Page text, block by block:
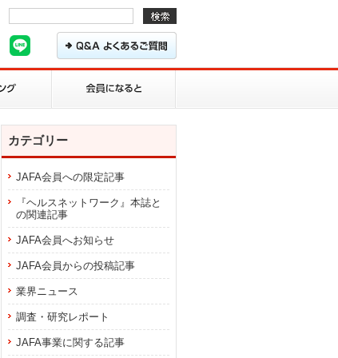
カテゴリー
JAFA会員への限定記事
『ヘルスネットワーク』本誌と
の関連記事
JAFA会員へお知らせ
JAFA会員からの投稿記事
業界ニュース
調査・研究レポート
JAFA事業に関する記事